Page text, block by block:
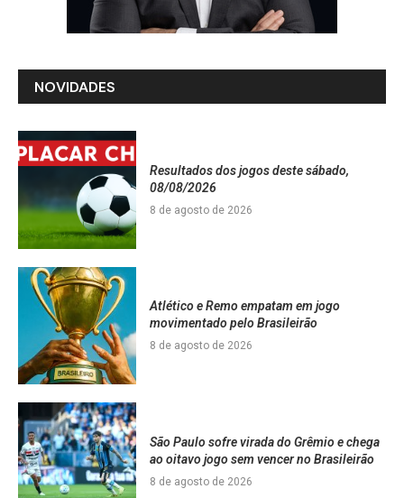
NOVIDADES
Resultados dos jogos deste sábado,
08/08/2026
8 de agosto de 2026
Atlético e Remo empatam em jogo
movimentado pelo Brasileirão
8 de agosto de 2026
São Paulo sofre virada do Grêmio e chega
ao oitavo jogo sem vencer no Brasileirão
8 de agosto de 2026